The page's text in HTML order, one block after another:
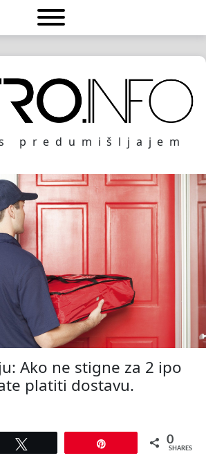
predumišljajem
Ako ne stigne za 2 ipo
platiti dostavu.
0
SHARES